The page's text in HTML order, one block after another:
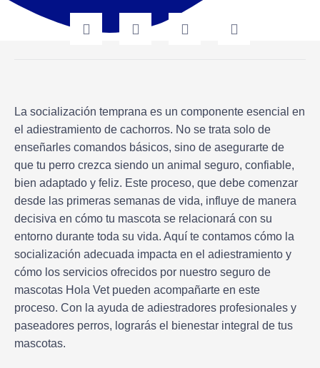
La socialización temprana es un componente esencial en
el adiestramiento de cachorros. No se trata solo de
enseñarles comandos básicos, sino de asegurarte de
que tu perro crezca siendo un animal seguro, confiable,
bien adaptado y feliz. Este proceso, que debe comenzar
desde las primeras semanas de vida, influye de manera
decisiva en cómo tu mascota se relacionará con su
entorno durante toda su vida. Aquí te contamos cómo la
socialización adecuada impacta en el adiestramiento y
cómo los servicios ofrecidos por nuestro seguro de
mascotas Hola Vet pueden acompañarte en este
proceso. Con la ayuda de adiestradores profesionales y
paseadores perros, lograrás el bienestar integral de tus
mascotas.